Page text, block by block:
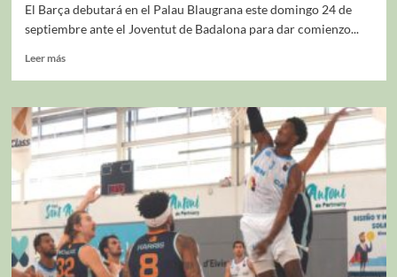
El Barça debutará en el Palau Blaugrana este domingo 24 de
septiembre ante el Joventut de Badalona para dar comienzo...
Leer más